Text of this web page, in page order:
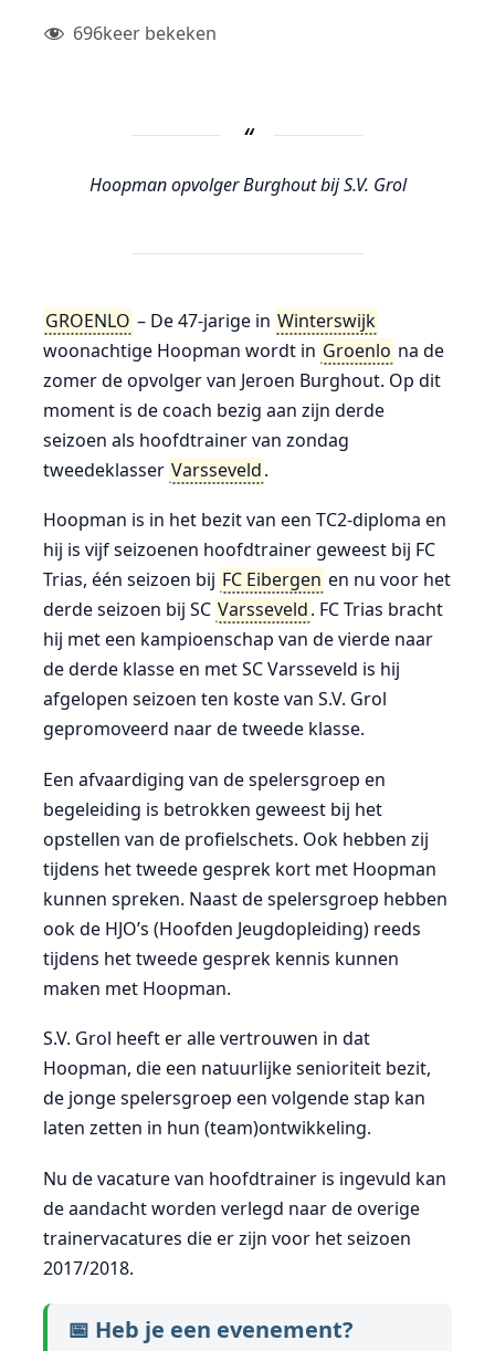
696keer bekeken
Hoopman opvolger Burghout bij S.V. Grol
GROENLO – De 47-jarige in Winterswijk
woonachtige Hoopman wordt in Groenlo na de
zomer de opvolger van Jeroen Burghout. Op dit
moment is de coach bezig aan zijn derde
seizoen als hoofdtrainer van zondag
tweedeklasser Varsseveld.
Hoopman is in het bezit van een TC2-diploma en
hij is vijf seizoenen hoofdtrainer geweest bij FC
Trias, één seizoen bij FC Eibergen en nu voor het
derde seizoen bij SC Varsseveld. FC Trias bracht
hij met een kampioenschap van de vierde naar
de derde klasse en met SC Varsseveld is hij
afgelopen seizoen ten koste van S.V. Grol
gepromoveerd naar de tweede klasse.
Een afvaardiging van de spelersgroep en
begeleiding is betrokken geweest bij het
opstellen van de profielschets. Ook hebben zij
tijdens het tweede gesprek kort met Hoopman
kunnen spreken. Naast de spelersgroep hebben
ook de HJO’s (Hoofden Jeugdopleiding) reeds
tijdens het tweede gesprek kennis kunnen
maken met Hoopman.
S.V. Grol heeft er alle vertrouwen in dat
Hoopman, die een natuurlijke senioriteit bezit,
de jonge spelersgroep een volgende stap kan
laten zetten in hun (team)ontwikkeling.
Nu de vacature van hoofdtrainer is ingevuld kan
de aandacht worden verlegd naar de overige
trainervacatures die er zijn voor het seizoen
2017/2018.
📅 Heb je een evenement?